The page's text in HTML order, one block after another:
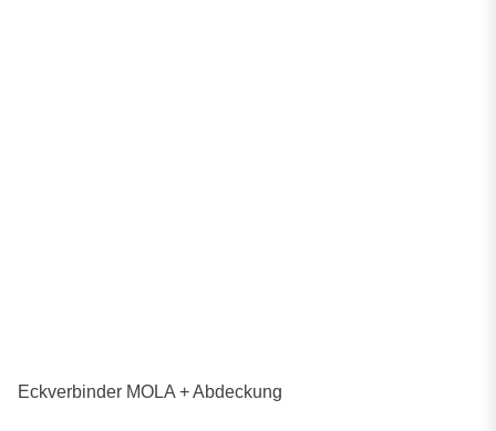
Eckverbinder MOLA + Abdeckung